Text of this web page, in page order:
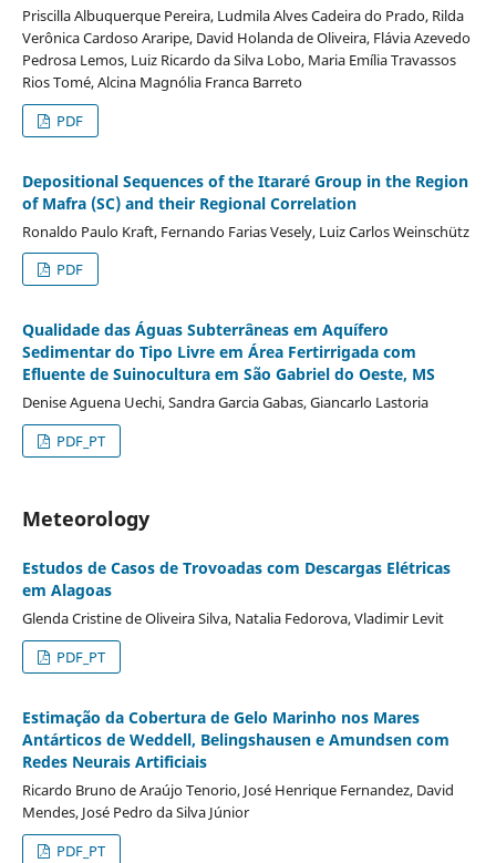
Priscilla Albuquerque Pereira, Ludmila Alves Cadeira do Prado, Rilda
Verônica Cardoso Araripe, David Holanda de Oliveira, Flávia Azevedo
Pedrosa Lemos, Luiz Ricardo da Silva Lobo, Maria Emília Travassos
Rios Tomé, Alcina Magnólia Franca Barreto
PDF
Depositional Sequences of the Itararé Group in the Region
of Mafra (SC) and their Regional Correlation
Ronaldo Paulo Kraft, Fernando Farias Vesely, Luiz Carlos Weinschütz
PDF
Qualidade das Águas Subterrâneas em Aquífero
Sedimentar do Tipo Livre em Área Fertirrigada com
Efluente de Suinocultura em São Gabriel do Oeste, MS
Denise Aguena Uechi, Sandra Garcia Gabas, Giancarlo Lastoria
PDF_PT
Meteorology
Estudos de Casos de Trovoadas com Descargas Elétricas
em Alagoas
Glenda Cristine de Oliveira Silva, Natalia Fedorova, Vladimir Levit
PDF_PT
Estimação da Cobertura de Gelo Marinho nos Mares
Antárticos de Weddell, Belingshausen e Amundsen com
Redes Neurais Artificiais
Ricardo Bruno de Araújo Tenorio, José Henrique Fernandez, David
Mendes, José Pedro da Silva Júnior
PDF_PT